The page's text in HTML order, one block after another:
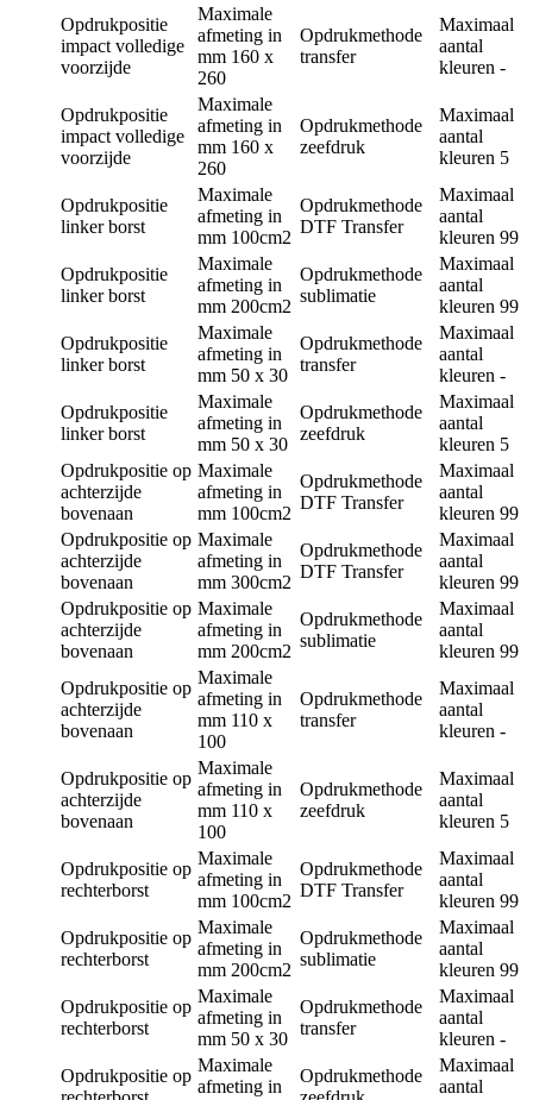
Opdrukpositie
impact volledige
voorzijde
Maximale
afmeting in
mm 160 x
260
Opdrukmethode
transfer
Maximaal
aantal
kleuren -
Opdrukpositie
impact volledige
voorzijde
Maximale
afmeting in
mm 160 x
260
Opdrukmethode
zeefdruk
Maximaal
aantal
kleuren 5
Opdrukpositie
linker borst
Maximale
afmeting in
mm 100cm2
Opdrukmethode
DTF Transfer
Maximaal
aantal
kleuren 99
Opdrukpositie
linker borst
Maximale
afmeting in
mm 200cm2
Opdrukmethode
sublimatie
Maximaal
aantal
kleuren 99
Opdrukpositie
linker borst
Maximale
afmeting in
mm 50 x 30
Opdrukmethode
transfer
Maximaal
aantal
kleuren -
Opdrukpositie
linker borst
Maximale
afmeting in
mm 50 x 30
Opdrukmethode
zeefdruk
Maximaal
aantal
kleuren 5
Opdrukpositie op
achterzijde
bovenaan
Maximale
afmeting in
mm 100cm2
Opdrukmethode
DTF Transfer
Maximaal
aantal
kleuren 99
Opdrukpositie op
achterzijde
bovenaan
Maximale
afmeting in
mm 300cm2
Opdrukmethode
DTF Transfer
Maximaal
aantal
kleuren 99
Opdrukpositie op
achterzijde
bovenaan
Maximale
afmeting in
mm 200cm2
Opdrukmethode
sublimatie
Maximaal
aantal
kleuren 99
Opdrukpositie op
achterzijde
bovenaan
Maximale
afmeting in
mm 110 x
100
Opdrukmethode
transfer
Maximaal
aantal
kleuren -
Opdrukpositie op
achterzijde
bovenaan
Maximale
afmeting in
mm 110 x
100
Opdrukmethode
zeefdruk
Maximaal
aantal
kleuren 5
Opdrukpositie op
rechterborst
Maximale
afmeting in
mm 100cm2
Opdrukmethode
DTF Transfer
Maximaal
aantal
kleuren 99
Opdrukpositie op
rechterborst
Maximale
afmeting in
mm 200cm2
Opdrukmethode
sublimatie
Maximaal
aantal
kleuren 99
Opdrukpositie op
rechterborst
Maximale
afmeting in
mm 50 x 30
Opdrukmethode
transfer
Maximaal
aantal
kleuren -
Opdrukpositie op
Maximale
afmeting in
Opdrukmethode
Maximaal
aantal